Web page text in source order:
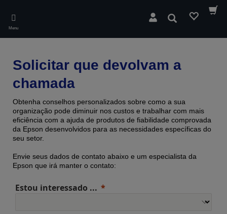
main
content
Menu
Pesquisar
Solicitar que devolvam a
chamada
Obtenha conselhos personalizados sobre como a sua
organização pode diminuir nos custos e trabalhar com mais
eficiência com a ajuda de produtos de fiabilidade comprovada ​​
da Epson desenvolvidos para as necessidades específicas do
seu setor.
Envie seus dados de contato abaixo e um especialista da
Epson que irá manter o contato:
Estou interessado ...